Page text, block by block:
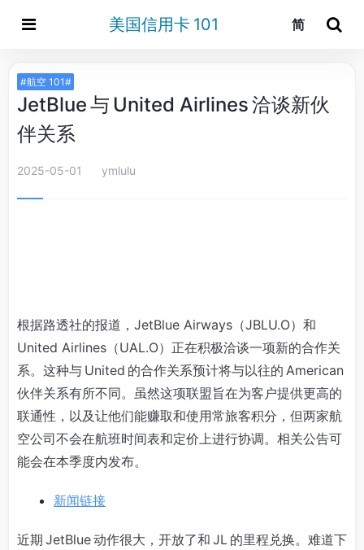
美国信用卡 101 简
#航空 101#
JetBlue 与 United Airlines 洽谈新伙
伴关系
2025-05-01 ymlulu
根据路透社的报道，JetBlue Airways（JBLU.O）和
United Airlines（UAL.O）正在积极洽谈一项新的合作关
系。这种与 United 的合作关系预计将与以往的 American
伙伴关系有所不同。虽然这项联盟旨在为客户提供更高的
联通性，以及让他们能赚取和使用常旅客积分，但两家航
空公司不会在航班时间表和定价上进行协调。相关公告可
能会在本季度内发布。
新闻链接
近期 JetBlue 动作很大，开放了和 JL 的里程兑换。难道下